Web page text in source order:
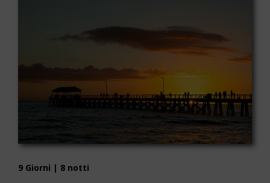
9 Giorni | 8 notti